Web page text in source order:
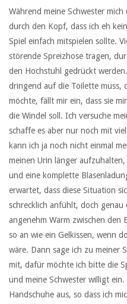
Während meine Schwester
durch den Kopf, dass ich eh
Spiel einfach mitspielen sollte.
störende Spreizhose tragen,
den Hochstuhl gedrückt
dringend auf die Toilette muss,
möchte, fällt mir ein, dass sie
die Windel soll. Ich versuche
schaffe es aber nur noch mit
kann ich ja noch nicht einmal
meinen Urin länger
und eine komplette
erwartet, dass diese Situation
schrecklich anfühlt, doch genau
angenehm Warm zwischen
so an wie ein Gelkissen, wenn
wäre. Dann sage ich zu meiner
mit, dafür möchte ich bitte die
und meine Schwester willigt
Handschuhe aus, so dass ich